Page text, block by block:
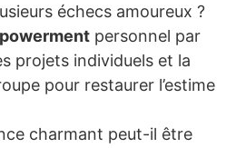
échecs amoureux ?
personnel par
projets individuels et la
pour restaurer l’estime
charmant peut-il être